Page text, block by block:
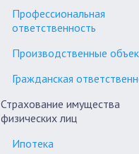
Профессиональная
ответственность
Производственные
Гражданская
Страхование имущества
физических лиц
Ипотека